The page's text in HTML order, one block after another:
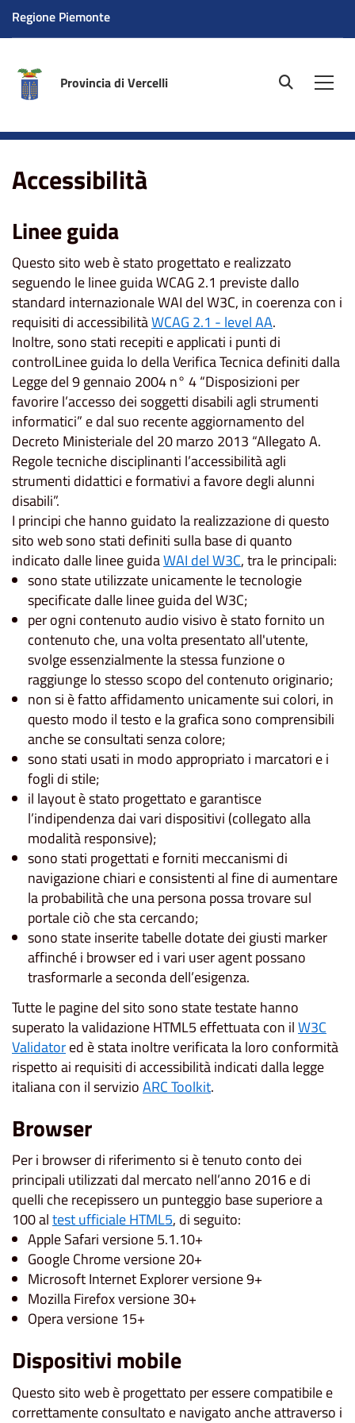
Regione Piemonte
Provincia di Vercelli site.searc
Accessibilità
Linee guida
Questo sito web è stato progettato e realizzato
seguendo le linee guida WCAG 2.1 previste dallo
standard internazionale WAI del W3C, in coerenza con i
requisiti di accessibilitàWCAG 2.1 - level AA.
Inoltre, sono stati recepiti e applicati i punti di
controlLinee guida lo della Verifica Tecnica definiti dalla
Legge del 9 gennaio 2004 n° 4 “Disposizioni per
favorire l’accesso dei soggetti disabili agli strumenti
informatici” e dal suo recente aggiornamento del
Decreto Ministeriale del 20 marzo 2013 “Allegato A.
Regole tecniche disciplinanti l’accessibilità agli
strumenti didattici e formativi a favore degli alunni
disabili”.
I principi che hanno guidato la realizzazione di questo
sito web sono stati definiti sulla base di quanto
indicato dalle linee guidaWAI del W3C, tra le principali:
sono state utilizzate unicamente le tecnologie
specificate dalle linee guida del W3C;
per ogni contenuto audio visivo è stato fornito un
contenuto che, una volta presentato all'utente,
svolge essenzialmente la stessa funzione o
raggiunge lo stesso scopo del contenuto originario;
non si è fatto affidamento unicamente sui colori, in
questo modo il testo e la grafica sono comprensibili
anche se consultati senza colore;
sono stati usati in modo appropriato i marcatori e i
fogli di stile;
il layout è stato progettato e garantisce
l’indipendenza dai vari dispositivi (collegato alla
modalità responsive);
sono stati progettati e forniti meccanismi di
navigazione chiari e consistenti al fine di aumentare
la probabilità che una persona possa trovare sul
portale ciò che sta cercando;
sono state inserite tabelle dotate dei giusti marker
affinché i browser ed i vari user agent possano
trasformarle a seconda dell’esigenza.
Tutte le pagine del sito sono state testate hanno
superato la validazione HTML5 effettuata con ilW3C
Validatored è stata inoltre verificata la loro conformità
rispetto ai requisiti di accessibilità indicati dalla legge
italiana con il servizioARC Toolkit.
Browser
Per i browser di riferimento si è tenuto conto dei
principali utilizzati dal mercato nell’anno 2016 e di
quelli che recepissero un punteggio base superiore a
100 altest ufficiale HTML5, di seguito:
Apple Safari versione 5.1.10+
Google Chrome versione 20+
Microsoft Internet Explorer versione 9+
Mozilla Firefox versione 30+
Opera versione 15+
Dispositivi mobile
Questo sito web è progettato per essere compatibile e
correttamente consultato e navigato anche attraverso i